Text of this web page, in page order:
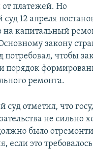
от платежей. Но
12 апреля
на капитальный
закону
потребовал, чтобы
порядок
ремонта.
отметил, что
не сильно
было
это